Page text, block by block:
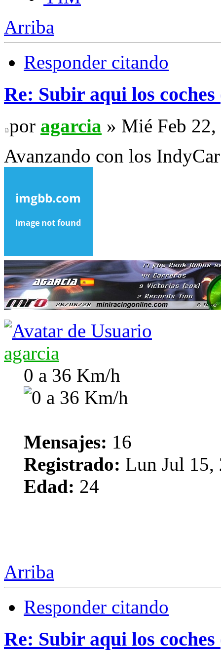
Arriba
Responder citando
Re: Subir aqui los
por agarcia » Mié Feb
Avanzando con los
agarcia
0 a 36 Km/h
Mensajes: 16
Registrado: Lun Jul 15,
Edad: 24
Arriba
Responder citando
Re: Subir aqui los